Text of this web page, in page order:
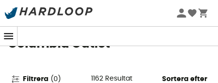
Sommarerbjudanden 🔥 -5 % EXTRA vid köp av 2 produkter*
Columbia Outlet
Filtrera (0 ) 1162 Resultat Sortera efter